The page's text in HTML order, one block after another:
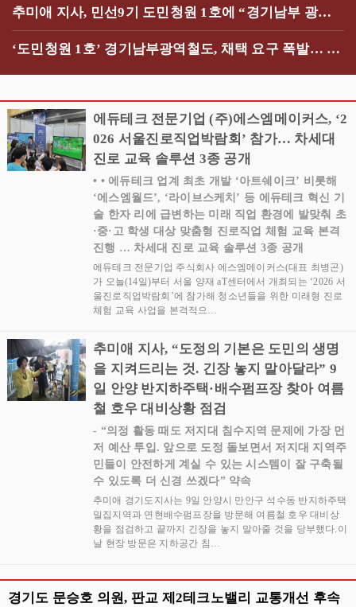
망 반영에 모든 행정역량
민선9기 핵심 시험대로
추미애 지사, 민선9기 도민청원 1호에 “경기남부 광역
철도, 제5차 국가철도망 반영에 모든 행정역량 집중”
‘도민청원 1호’ 경기남부광역철도, 채택 요구 폭발… 수
에듀테크 전문기업 (주)에스엠메이커스, ‘2
026 서울진로직업박람회’ 참가… 차세대
진로 교육 솔루션 3종 공개
• • 에듀테크 업계 최초 개발 ‘아트쉐이크’ 비롯해
‘에스엠월드’, ‘라이브스케치’ 등 에듀테크 혁신 기
술 한자 리에 급변하는 미래 직업 환경에 발맞춰 초
·중·고 학생 대상 맞춤형 진로직업 체험 교육 본격
진행 … 차세대 진로 교육 솔루션 3종 공개
에듀테크 전문기업 주식회사 에스엠메이커스(대표 최병곤)
가 오늘(14일)부터 서울 양재 aT센터에서 개최되는 ‘2026 서
울진로직업박람회’에 참가해 청소년들을 위한 미래형 진로
체험 교육 사업을 본격적으…
추미애 지사, “도정의 기본은 도민의 생명
을 지켜드리는 것. 긴장 놓지 말아달라” 9
일 안양 반지하주택·배수펌프장 찾아 여름
철 호우 대비상황 점검
- “의정 활동 때도 저지대 침수지역 문제에 가장 먼
저 예산 투입. 앞으로 도정 돌보면서 저지대 지역주
민들이 안전하게 계실 수 있는 시스템이 잘 구축될
수 있도록 더 신경 쓰겠다” 약속
추미애 경기도지사는 9일 안양시 만안구 석수동 반지하주택
밀집지역과 연현배수펌프장을 방문해 여름철 호우 대비상
황을 점검하고 끝까지 긴장을 놓지 말아줄 것을 당부했다.이
날 현장 방문은 지하공간 침…
경기도 문승호 의원, 판교 제2테크노밸리 교통개선 후속